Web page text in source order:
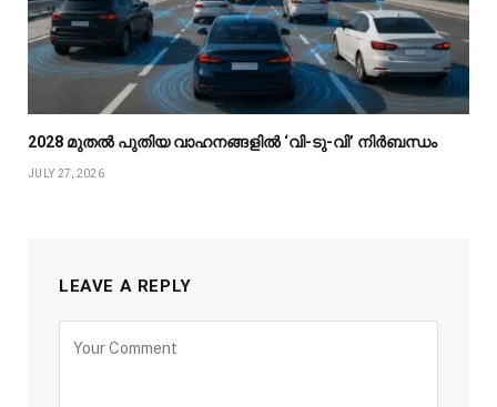
2028 മുതൽ പുതിയ വാഹനങ്ങളിൽ ‘വി-ടു-വി’ നിർബന്ധം
JULY 27, 2026
LEAVE A REPLY